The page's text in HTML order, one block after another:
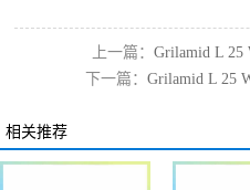
上一篇：Grilamid L 25
下一篇： Grilamid L 25
相关推荐